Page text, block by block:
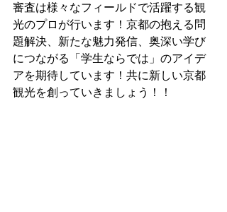
審査は様々なフィールドで活躍する観
光のプロが行います！京都の抱える問
題解決、新たな魅力発信、奥深い学び
につながる「学生ならでは」のアイデ
アを期待しています！共に新しい京都
観光を創っていきましょう！！